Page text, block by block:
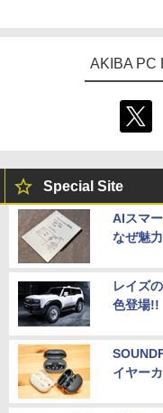
AKIBA PC
Special Site
AIスマ
なぜ魅
レイズ
色登場!!
イヤー